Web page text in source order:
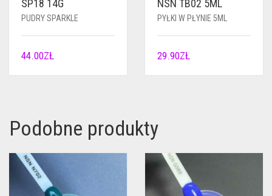
SP18 14G
PUDRY SPARKLE
44.00ZŁ
NSN TB02 5ML
PYŁKI W PŁYNIE 5ML
29.90ZŁ
Podobne produkty